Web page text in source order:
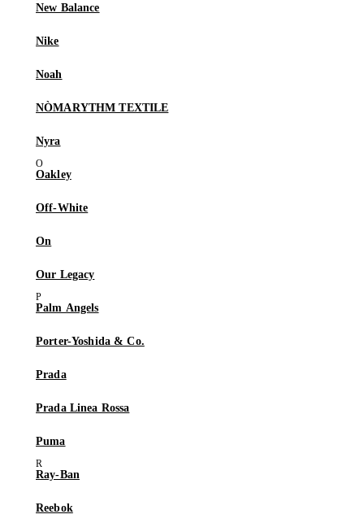
New Balance
Nike
Noah
NÒMARYTHM TEXTILE
Nyra
Oakley
Off-White
On
Our Legacy
Palm Angels
Porter-Yoshida & Co.
Prada
Prada Linea Rossa
Puma
Ray-Ban
Reebok